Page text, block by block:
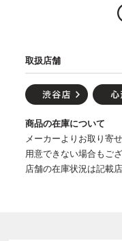
取扱店舗
商品の在庫について
メーカーよりお取り寄
用意できない場合もござ
店舗の在庫状況は記載